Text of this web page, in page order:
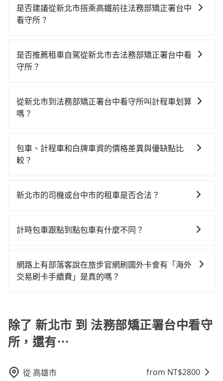
字的「R」開頭，受車隊嚴格管理及審核後才可入隊，成
為旅步貴賓服務用車。與一些私家車充當營業用車違法
是否建議從新北市搭乘高鐵前往法務部矯正署台中
看守所？
高鐵乘坐舒適、省時、較貴！從最早06:34一直到
23:08，板橋-台中一天最多有91班次高鐵可搭乘。假設
進站、現場購票並於月台排隊的時間約20分鐘，再乘坐
39~56分鐘（平均49分）的高鐵從板橋站前往台中高鐵
抵達法務部矯正署台中看守所 (台中市南屯區) 的目的
地。全程加上轉車時間共1小時53分鐘，假設4位同行，
時1小時53分鐘。長距離移動確實搭乘高鐵可以比坐車快
如果你是三人以下要乘車，也可參考tripool的拼車共乘
是否推薦租車自駕從新北市去法務部矯正署台中看
守所？
時不需要閉目養神（因為要自己開車），最重要的是你
當天就要來回，那在新北路邊可隨租隨借的iRent應該是
市（新莊區）到法務部矯正署台中看守所的花費預估為
$2,050~2,600（金額差異來自於平假日、車款差異、抵
能的罰單都需自付。再者，和運的iRent只提供最基本的
或九人座可供選擇，而且無人租車最令人詬病的就是車
樣。另外，偶爾也會遇到明明已經預約了時間但上一位
用戶卻遲遲尚未歸還，又或者要還車時卻偏偏找不到停
上下車地點仍有段距離，在遇到下雨天或者載行李時，
就顯得非常不便。
從新北市到法務部矯正署台中看守所叫計程車划算
嗎？
灣大車隊、Uber、Line Taxi、Yoxi等，如果在路邊攔不
到車，也可考慮打電話至興家計程車等叫車看看。依照
品質上，tripool都是你從新北市到法務部矯正署台中看
包車、計程車和白牌車資的價格差異與優缺點比
較？
包車：優點是搭乘舒適可以根據自己的需求安排時間和
車：優點是24小時隨叫隨到，價格按錶計費，但若遇交
性和服務質量無法保障，需要自行承擔風險，遇到狀況
事後也無法申訴退費。
新北市的司機或台中市的租車是否合法？
車、私家車或野雞車在招攬生意，這不僅是違法可能被
都無法監控或追查。最好別為了省小錢而冒上不必要的
風險。而tripool雇用的司機、使用的車輛以及配合的車
不是R或T開頭的車，就一定是違法。
計時包車跟點到點包車有什麼不同？
不同之處： 計時包車：計時包車是按照用車時間來計
費，通常以每小時為單位，客戶可以根據自己的需要預
費，客戶可以預先告知出發地點A到目的地B，會根據路
線和里程來計算費用。這種服務通常適用於單程或從一
個城市到另一個城市的長途包車。
網路上有部落客說在旅步官網刷國外卡會有「海外
交易刷卡手續費」是真的嗎？
除了 新北市 到 法務部矯正署台中看守
所，還有⋯
從 高雄市 from NT$2800